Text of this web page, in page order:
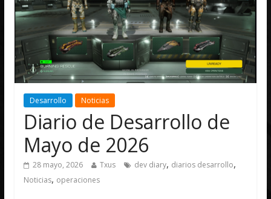
Desarrollo Noticias
Diario de Desarrollo de
Mayo de 2026
28 mayo, 2026 Txus dev diary, diarios desarrollo,
Noticias, operaciones